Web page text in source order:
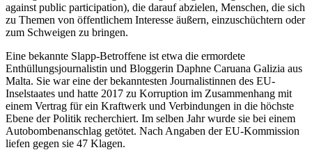
against public participation), die darauf abzielen, Menschen, die sich
zu Themen von öffentlichem Interesse äußern, einzuschüchtern oder
zum Schweigen zu bringen.
Eine bekannte Slapp-Betroffene ist etwa die ermordete
Enthüllungsjournalistin und Bloggerin Daphne Caruana Galizia aus
Malta. Sie war eine der bekanntesten Journalistinnen des EU-
Inselstaates und hatte 2017 zu Korruption im Zusammenhang mit
einem Vertrag für ein Kraftwerk und Verbindungen in die höchste
Ebene der Politik recherchiert. Im selben Jahr wurde sie bei einem
Autobombenanschlag getötet. Nach Angaben der EU-Kommission
liefen gegen sie 47 Klagen.